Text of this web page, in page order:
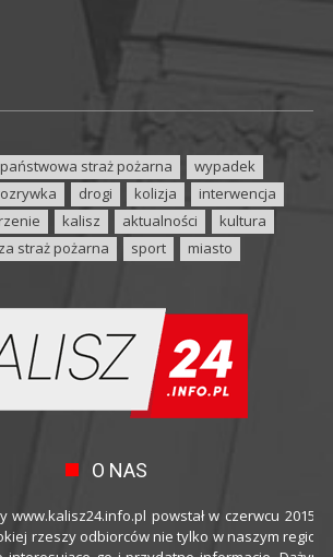
państwowa straż pożarna
wypadek
drogi kolizja
interwencja
kalisz aktualności
kultura
straż pożarna
sport miasto
O NAS
www.kalisz24.info.pl powstał w czerwcu 2015
rzeszy odbiorców nie tylko w naszym